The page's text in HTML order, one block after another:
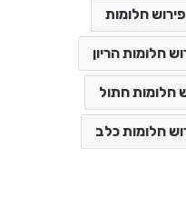
פירוש חלומות
חלומות הריון
חלומות חתול
חלומות כלב